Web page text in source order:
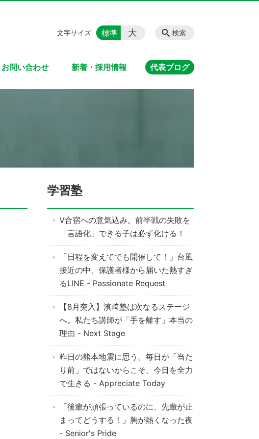
お問い合わせ 新着・採用情報 代表ブログ
検索
文字サイズ 標準 大
学習塾
V合宿への意気込み。前半戦の失敗を
「言語化」できる子は必ず化ける！
「日程を変えてでも開催して！」台風
接近の中、保護者様から届いた熱すぎ
るLINE - Passionate Request
【8月突入】濱﨑塾は次なるステージ
へ。私たち講師が「手を離す」本当の
理由 - Next Stage
昨日の熊本地震に思う。毎日が「当た
り前」ではないからこそ、今日を全力
で生きる - Appreciate Today
「後輩が頑張っているのに、先輩が止
まってどうする！」胸が熱くなった夜
- Senior's Pride